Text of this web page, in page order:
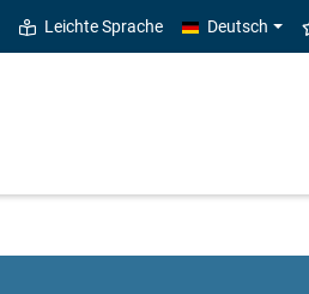
Leichte Sprache Deutsch